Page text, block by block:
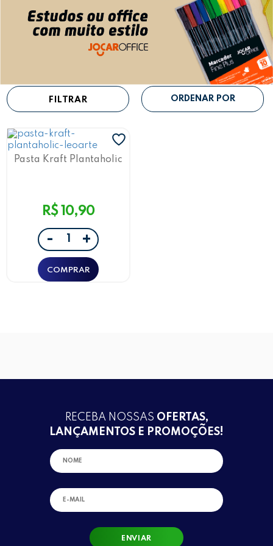
FILTRAR
Pasta Kraft Plantaholic
R$ 10,90
- +
RECEBA NOSSAS OFERTAS,
LANÇAMENTOS E PROMOÇÕES!
ENVIAR